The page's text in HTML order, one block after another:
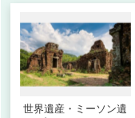
世界遺産・ミーソン遺